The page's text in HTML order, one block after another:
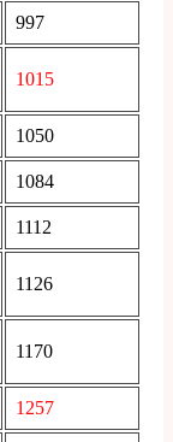
997
1015
1050
1084
1112
1126
1170
1257